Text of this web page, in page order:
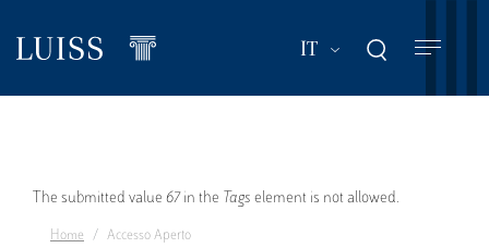
contenuto
IT Mostra ulteriori
Messaggio
The submitted value 67 in the Tags element is not allowed.
Home Accesso Aperto